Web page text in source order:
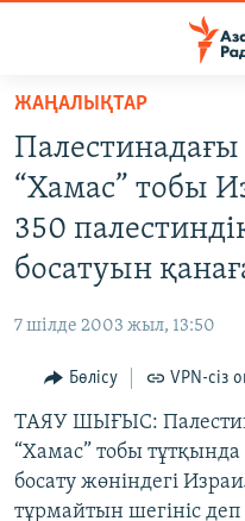
Skip
main
content
Skip
to
main
Skip
Search
САЯСАТ
AZATTYQTV
ҚАҢТАР ОҚИҒАСЫ
ӘЛЕУМЕТ
ӘЛЕМ
АРНАЙЫ ЖОБАЛАР
Русский
ЖАҢАЛЫҚТАР
Палестинадағы
“Хамас” тобы
350
босатуын
7 шілде 2003 жыл, 13:50
Бөлісу VPN-сіз
ТАЯУ ШЫҒЫС:
“Хамас” тобы тұтқында
босату жөніндегі
тұрмайтын шегініс деп